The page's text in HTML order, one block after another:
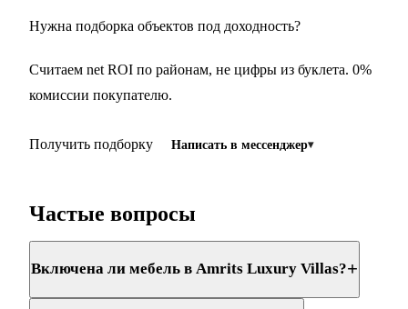
Нужна подборка объектов под доходность?
Считаем net ROI по районам, не цифры из буклета. 0%
комиссии покупателю.
Получить подборку Написать в мессенджер
Частые вопросы
Включена ли мебель в Amrits Luxury Villas?+